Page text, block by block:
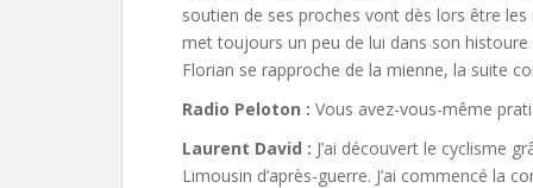
soutien de ses proches vont dès lors être
met toujours un peu de lui dans son
Florian se rapproche de la mienne, la suite
Radio Peloton : Vous avez-vous-même
Laurent David : J’ai découvert le cyclisme
Limousin d’après-guerre. J’ai commencé la